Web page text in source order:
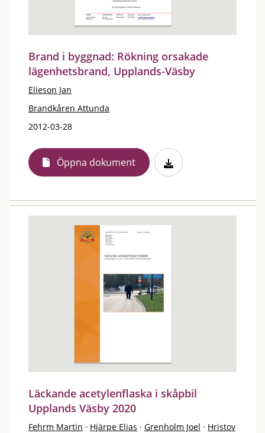
Brand i byggnad: Rökning orsakade
lägenhetsbrand, Upplands-Väsby
Elieson Jan
Brandkåren Attunda
2012-03-28
Öppna dokument
Läckande acetylenflaska i skåpbil
Upplands Väsby 2020
Fehrm Martin · Hjärpe Elias · Grenholm Joel · Hristov